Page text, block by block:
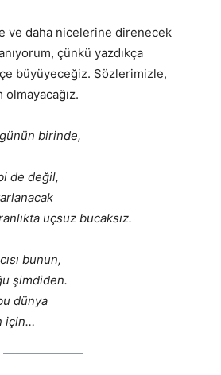
ve daha nicelerine direnecek
çünkü yazdıkça
büyüyeceğiz. Sözlerimizle,
birinde,
de değil,
uçsuz bucaksız.
bunun,
şimdiden.
dünya
için…